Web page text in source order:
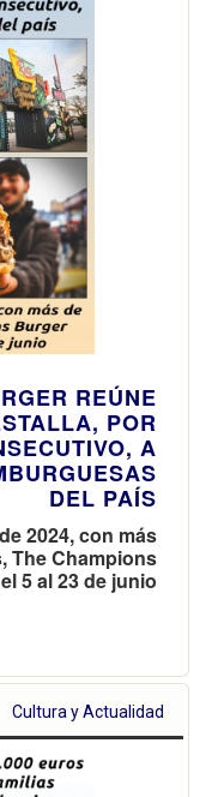
REÚNE
POR
A
DEL PAÍS
2024, con más
The Champions
5 al 23 de junio
Cultura y Actualidad